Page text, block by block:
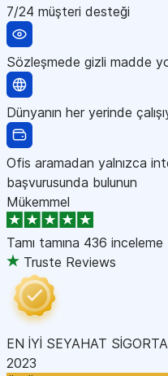
7/24 müşteri desteği
Sözleşmede gizli madde
Dünyanın her yerinde
Ofis aramadan yalnızca
başvurusunda bulunun
Mükemmel
Tamı tamına 436 inceleme
Truste Reviews
EN İYİ SEYAHAT
2023